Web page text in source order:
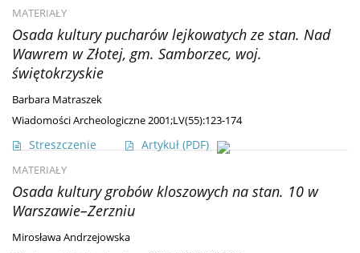
MATERIAŁY
Osada kultury pucharów lejkowatych ze stan. Nad
Wawrem w Złotej, gm. Samborzec, woj.
świętokrzyskie
Barbara Matraszek
Wiadomości Archeologiczne 2001;LV(55):123-174
Streszczenie Artykuł (PDF)
MATERIAŁY
Osada kultury grobów kloszowych na stan. 10 w
Warszawie–Zerzniu
Mirosława Andrzejowska